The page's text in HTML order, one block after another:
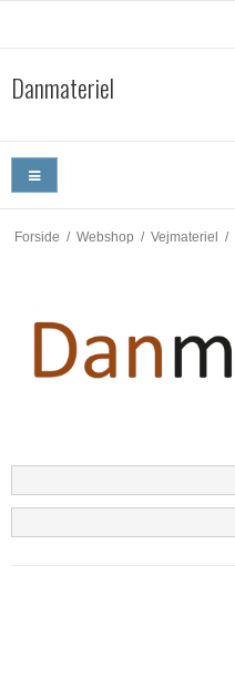
Danmateriel
Forside / Webshop / Vejmateriel /